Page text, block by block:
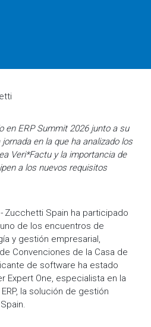
en ERP Summit 2026 junto a su
en la que ha analizado los
Veri*Factu y la importancia de
a los nuevos requisitos
Zucchetti Spain ha participado
de los encuentros de
y gestión empresarial,
Convenciones de la Casa de
de software ha estado
Expert One, especialista en la
la solución de gestión